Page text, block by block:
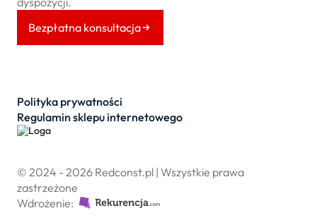
Bezpłatna konsultacja
Polityka prywatności
Regulamin sklepu internetowego
© 2024 - 2026 Redconst.pl | Wszystkie prawa
zastrzeżone
Wdrożenie: